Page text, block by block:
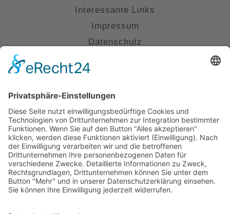
Interessante Links
Impressum
Datenschutz
info@kanzlei-smannheim.de
Uhlandstraße 16, 70182 Stuttgart